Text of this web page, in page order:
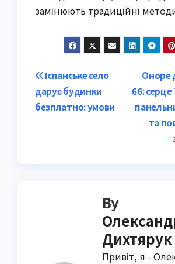
замінюють традиційні
Post
navigation
Оноре
66:
та
Іспанське село
дарує будинки
безплатно: умови
By
Дихтярук
Привіт, я -